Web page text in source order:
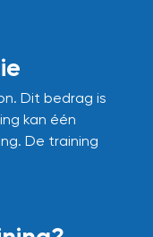
Dit bedrag is
kan één
De training